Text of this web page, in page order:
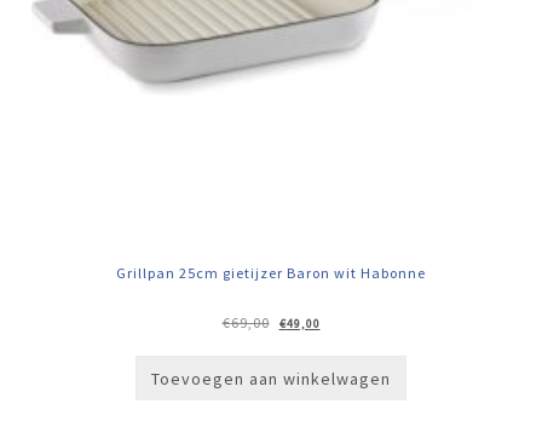
Grillpan 25cm gietijzer Baron wit Habonne
€69,00
Oorspronkelijke
prijs
€49,00Huidige
prijs
Toevoegen aan winkelwagen